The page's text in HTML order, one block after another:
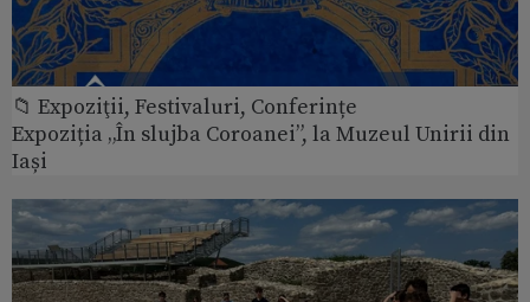
📁 Expoziţii, Festivaluri, Conferințe
Expoziția „În slujba Coroanei”, la Muzeul Unirii din
Iași